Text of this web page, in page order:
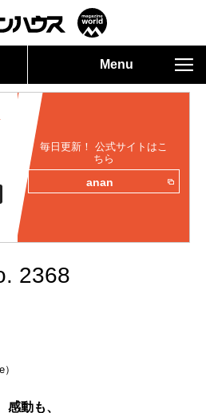
Menu
毎日更新！ 公式サイトはこ
ちら
anan
2368
感動も、